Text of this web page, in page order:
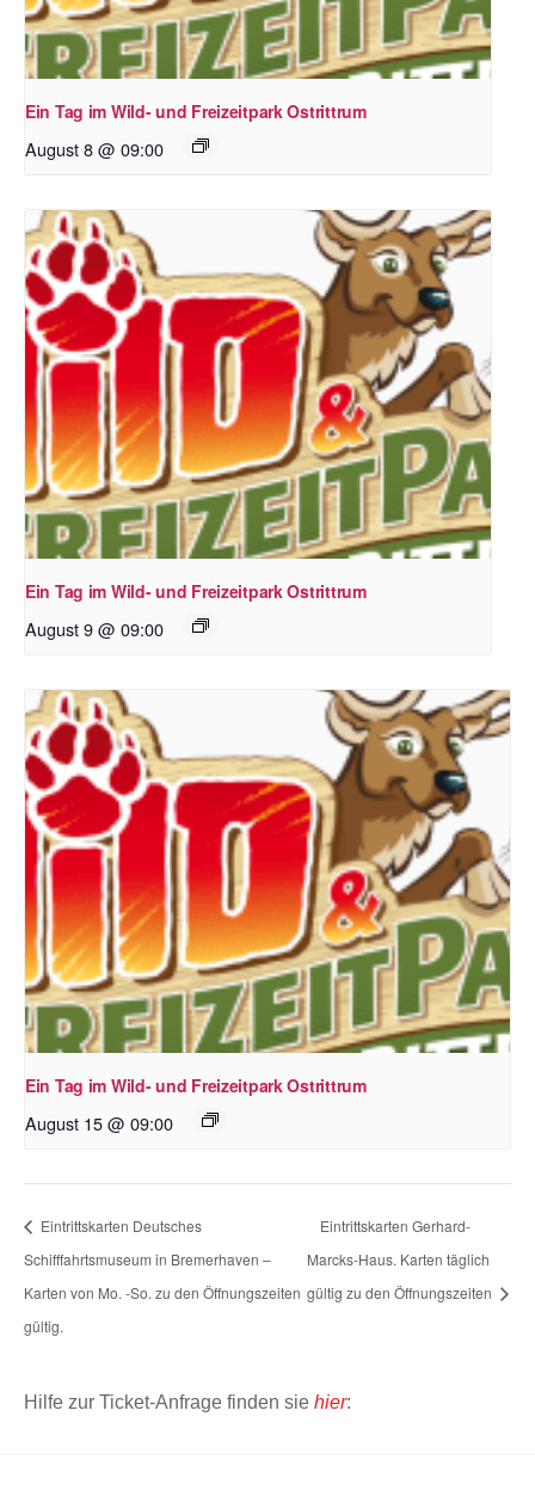
Ein Tag im Wild- und Freizeitpark Ostrittrum
August 8 @ 09:00
Ein Tag im Wild- und Freizeitpark Ostrittrum
August 9 @ 09:00
Ein Tag im Wild- und Freizeitpark Ostrittrum
August 15 @ 09:00
Eintrittskarten Deutsches
Schifffahrtsmuseum in Bremerhaven –
Karten von Mo. -So. zu den Öffnungszeiten
gültig.
Eintrittskarten Gerhard-
Marcks-Haus. Karten täglich
gültig zu den Öffnungszeiten
Hilfe zur Ticket-Anfrage finden sie hier: